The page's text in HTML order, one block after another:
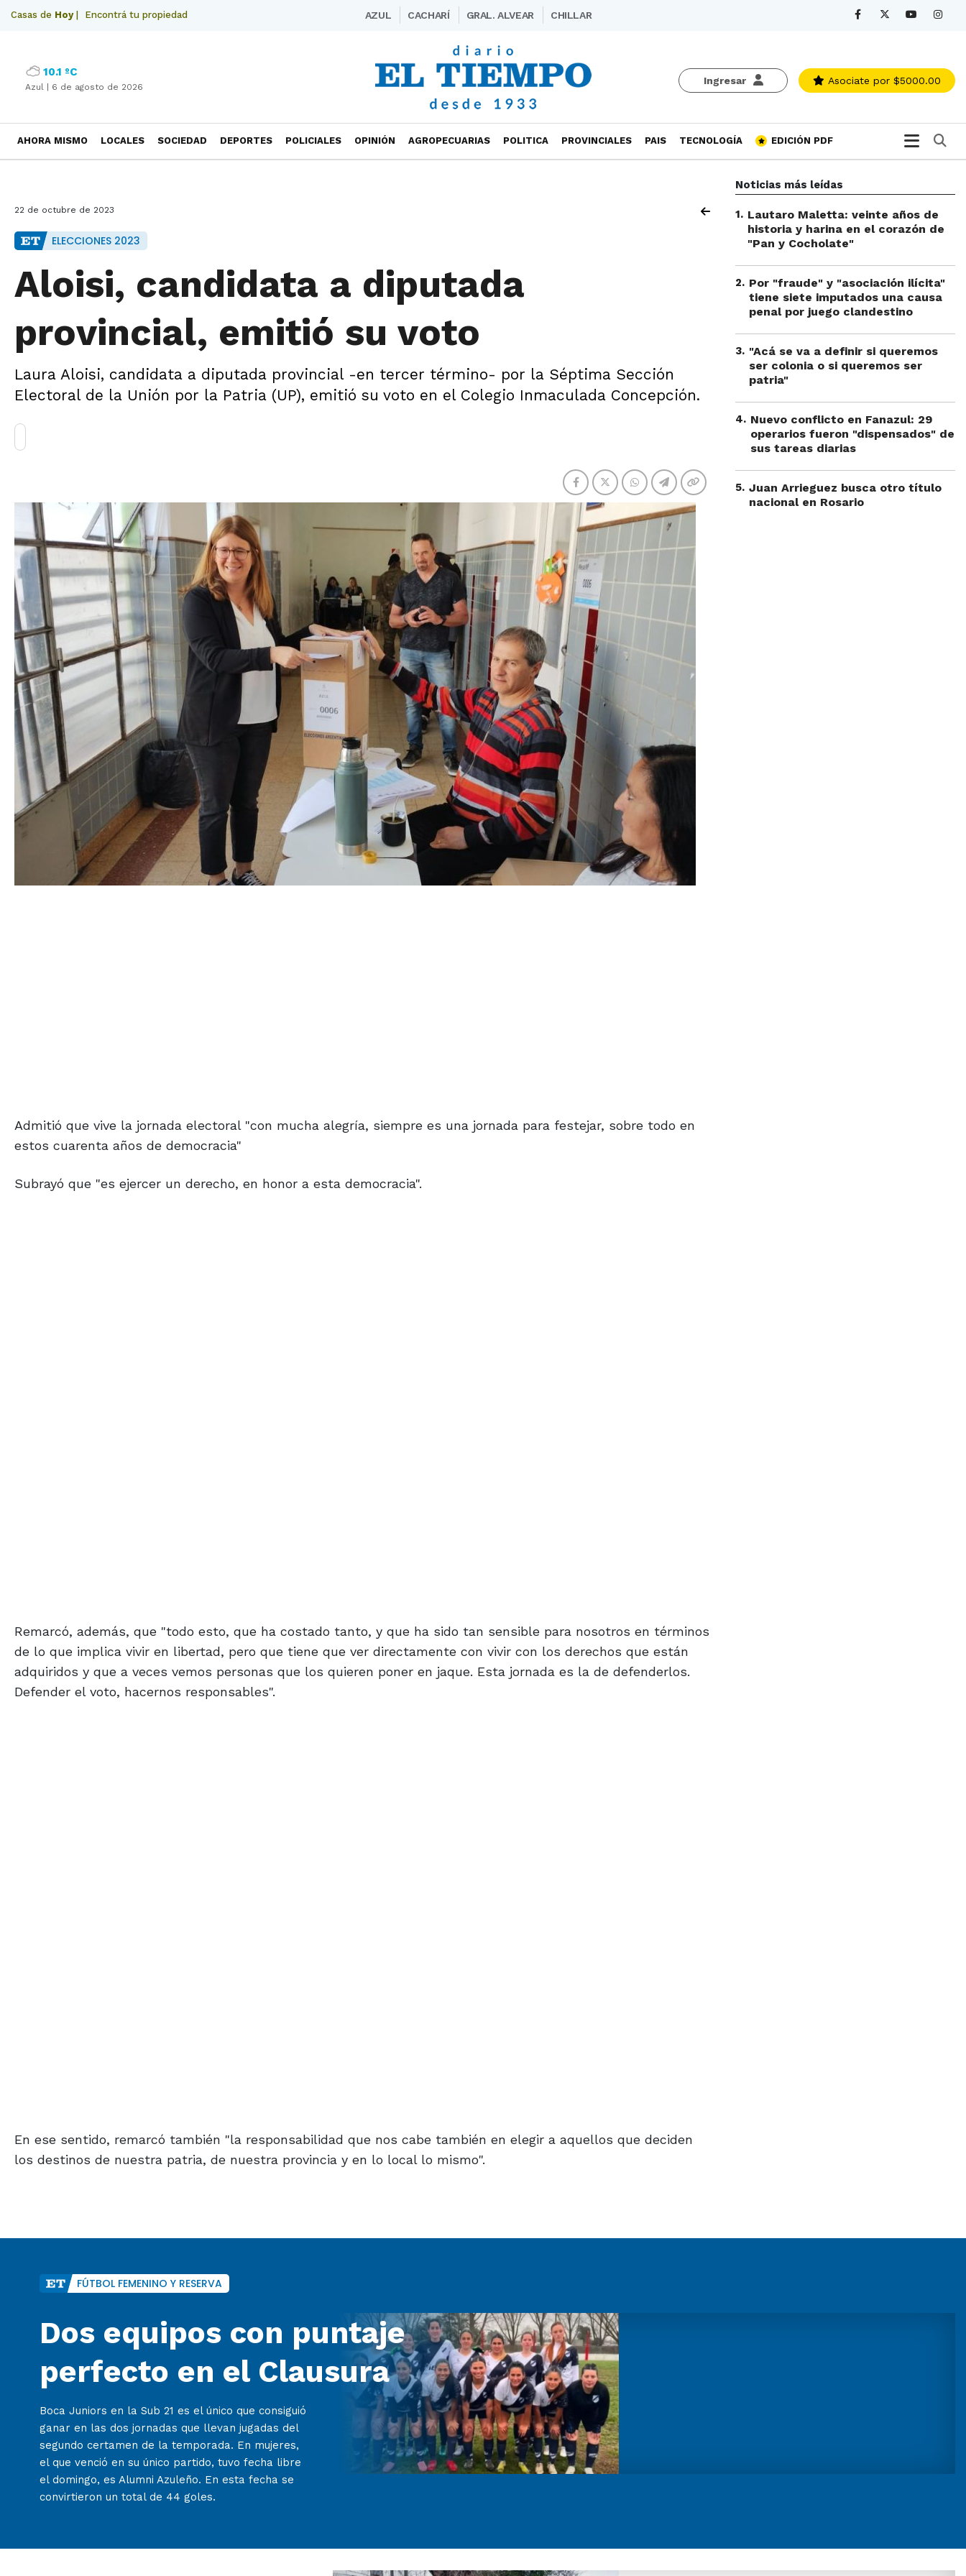
Casas de Hoy| Encontrá tu propiedad AZUL CACHARÍ GRAL. ALVEAR CHILLAR
Ingresar Asociate por $5000.00
10.1 ºC
Azul | 6 de agosto de 2026
AHORA MISMO LOCALES SOCIEDAD DEPORTES POLICIALES OPINIÓN AGROPECUARIAS POLITICA PROVINCIALES PAIS TECNOLOGÍA EDICIÓN PDF
22 de octubre de 2023
ELECCIONES 2023
Aloisi, candidata a diputada
provincial, emitió su voto
Laura Aloisi, candidata a diputada provincial -en tercer término- por la Séptima Sección
Electoral de la Unión por la Patria (UP), emitió su voto en el Colegio Inmaculada Concepción.
Admitió que vive la jornada electoral "con mucha alegría, siempre es una jornada para festejar, sobre todo en
estos cuarenta años de democracia"
Subrayó que "es ejercer un derecho, en honor a esta democracia".
Remarcó, además, que "todo esto, que ha costado tanto, y que ha sido tan sensible para nosotros en términos
de lo que implica vivir en libertad, pero que tiene que ver directamente con vivir con los derechos que están
adquiridos y que a veces vemos personas que los quieren poner en jaque. Esta jornada es la de defenderlos.
Defender el voto, hacernos responsables".
En ese sentido, remarcó también "la responsabilidad que nos cabe también en elegir a aquellos que deciden
los destinos de nuestra patria, de nuestra provincia y en lo local lo mismo".
Noticias más leídas
1. Lautaro Maletta: veinte años de
historia y harina en el corazón de
"Pan y Cocholate"
2. Por "fraude" y "asociación ilícita"
tiene siete imputados una causa
penal por juego clandestino
3. "Acá se va a definir si queremos
ser colonia o si queremos ser
patria"
4. Nuevo conflicto en Fanazul: 29
operarios fueron "dispensados" de
sus tareas diarias
5. Juan Arrieguez busca otro título
nacional en Rosario
FÚTBOL FEMENINO Y RESERVA
Dos equipos con puntaje
perfecto en el Clausura
Boca Juniors en la Sub 21 es el único que consiguió
ganar en las dos jornadas que llevan jugadas del
segundo certamen de la temporada. En mujeres,
el que venció en su único partido, tuvo fecha libre
el domingo, es Alumni Azuleño. En esta fecha se
convirtieron un total de 44 goles.